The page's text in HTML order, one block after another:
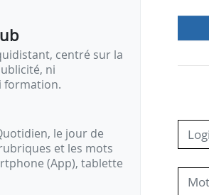
centré sur la
ni
formation.
le jour de
et les mots
(App), tablette